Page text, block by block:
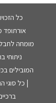
כל
אורתופד
מומחה
ניתוחי
המובילים
| כל סוגי